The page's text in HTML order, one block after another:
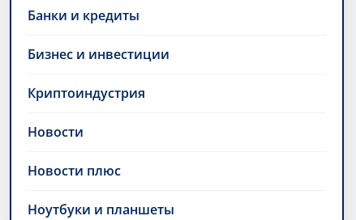
Банки и кредиты
Бизнес и инвестиции
Криптоиндустрия
Новости
Новости плюс
Ноутбуки и планшеты